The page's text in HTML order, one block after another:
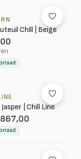
Chill | Beige
| Chill Line